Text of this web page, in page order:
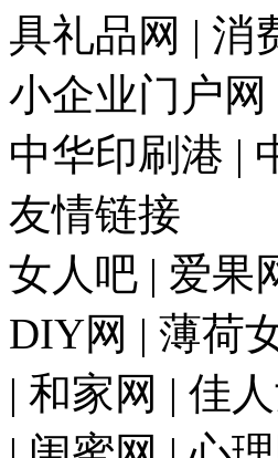
具礼品网 | 消
小企业门户网
中华印刷港 |
友情链接
女人吧 | 爱果
DIY网 | 薄荷
| 和家网 | 佳